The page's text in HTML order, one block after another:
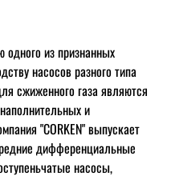
из признанных
насосов разного типа
сжиженного газа являются
и
"CORKEN" выпускает
дифференциальные
насосы,